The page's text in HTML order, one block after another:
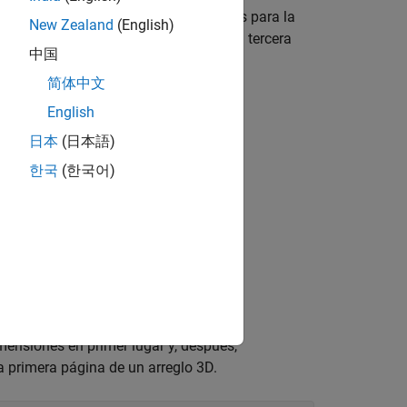
y utilizan subíndices adicionales para la
son como una matriz, pero la tercera
en primer lugar y, después,
página de un arreglo 3D.
New Zealand (English)
中国
简体中文
English
日本 (日本語)
한국 (한국어)